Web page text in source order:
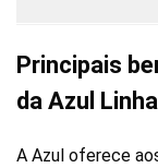
Principais
da Azul
A Azul oferece